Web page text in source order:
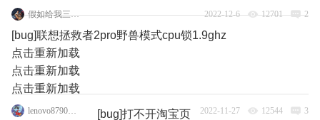
假如给我三件光明 2022-12-6 12701 2
[bug]联想拯救者2pro野兽模式cpu锁1.9ghz
点击重新加载
点击重新加载
点击重新加载
lenovo87908035 2022-11-27 12544 3
[bug]打不开淘宝页